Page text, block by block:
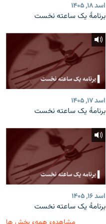
اسد ۱۸, ۱۴۰۵
برنامۀ یک ساعته نخست
اسد ۱۷, ۱۴۰۵
برنامۀ یک ساعته نخست
اسد ۱۶, ۱۴۰۵
برنامۀ یک ساعته نخست